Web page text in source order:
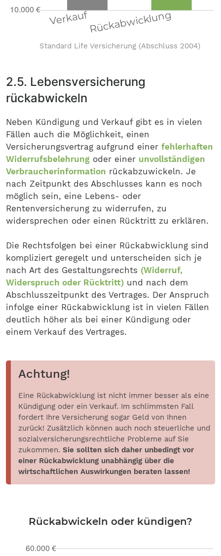
Standard Life Versicherung (Abschluss 2004)
2.5. Lebensversicherung
rückabwickeln
Neben Kündigung und Verkauf gibt es in vielen
Fällen auch die Möglichkeit, einen
Versicherungsvertrag aufgrund einer fehlerhaften
Widerrufsbelehrung oder einer unvollständigen
Verbraucherinformation rückabzuwickeln. Je
nach Zeitpunkt des Abschlusses kann es noch
möglich sein, eine Lebens- oder
Rentenversicherung zu widerrufen, zu
widersprechen oder einen Rücktritt zu erklären.
Die Rechtsfolgen bei einer Rückabwicklung sind
kompliziert geregelt und unterscheiden sich je
nach Art des Gestaltungsrechts (Widerruf,
Widerspruch oder Rücktritt) und nach dem
Abschlusszeitpunkt des Vertrages. Der Anspruch
infolge einer Rückabwicklung ist in vielen Fällen
deutlich höher als bei einer Kündigung oder
einem Verkauf des Vertrages.
Achtung!
Eine Rückabwicklung ist nicht immer besser als eine
Kündigung oder ein Verkauf. Im schlimmsten Fall
fordert Ihre Versicherung sogar Geld von Ihnen
zurück! Zusätzlich können auch noch steuerliche und
sozialversicherungsrechtliche Probleme auf Sie
zukommen. Sie sollten sich daher unbedingt vor
einer Rückabwicklung unabhängig über die
wirtschaftlichen Auswirkungen beraten lassen!
Rückabwickeln oder kündigen?